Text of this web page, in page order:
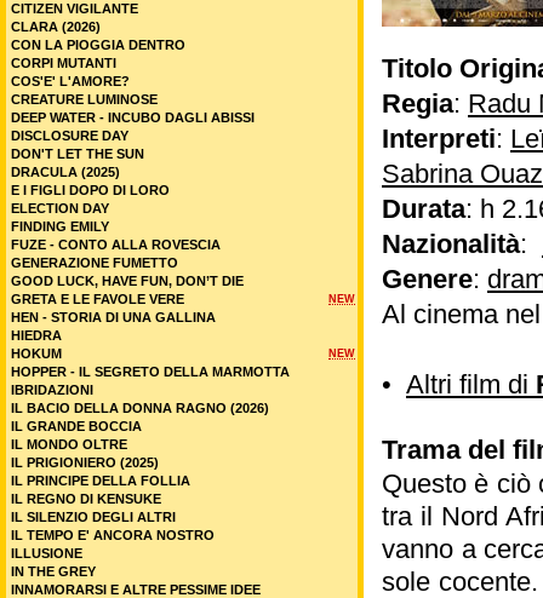
Titolo
Regia: Radu
Interpreti:
Sabrina
Durata: h
Nazionalità:
Genere:
Al cinema
• Altri film di
Trama del
Questo è ciò
tra il Nord
vanno a
sole
CITIZEN VIGILANTE
CLARA (2026)
CON LA PIOGGIA DENTRO
CORPI MUTANTI
COS'E' L'AMORE?
CREATURE LUMINOSE
DEEP WATER - INCUBO DAGLI ABISSI
DISCLOSURE DAY
DON'T LET THE SUN
DRACULA (2025)
E I FIGLI DOPO DI LORO
ELECTION DAY
FINDING EMILY
FUZE - CONTO ALLA ROVESCIA
GENERAZIONE FUMETTO
GOOD LUCK, HAVE FUN, DON’T DIE
NEW
GRETA E LE FAVOLE VERE
HEN - STORIA DI UNA GALLINA
HIEDRA
NEW
HOKUM
HOPPER - IL SEGRETO DELLA MARMOTTA
IBRIDAZIONI
IL BACIO DELLA DONNA RAGNO (2026)
IL GRANDE BOCCIA
IL MONDO OLTRE
IL PRIGIONIERO (2025)
IL PRINCIPE DELLA FOLLIA
IL REGNO DI KENSUKE
IL SILENZIO DEGLI ALTRI
IL TEMPO E' ANCORA NOSTRO
ILLUSIONE
IN THE GREY
INNAMORARSI E ALTRE PESSIME IDEE